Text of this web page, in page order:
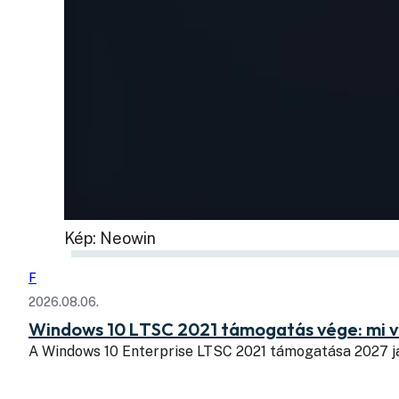
Kép: Neowin
F
2026.08.06.
Windows 10 LTSC 2021 támogatás vége: mi
A Windows 10 Enterprise LTSC 2021 támogatása 2027